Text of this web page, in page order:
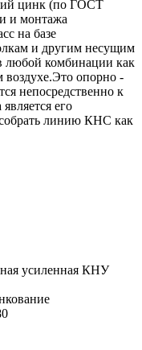
цинк (по ГОСТ
и монтажа
на базе
и другим несущим
любой комбинации как
опорно -
непосредственно к
его
собрать линию КНС как
усиленная КНУ